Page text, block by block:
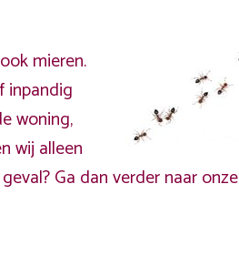
mieren.
inpandig
woning,
wij alleen
Ga dan verder naar onze